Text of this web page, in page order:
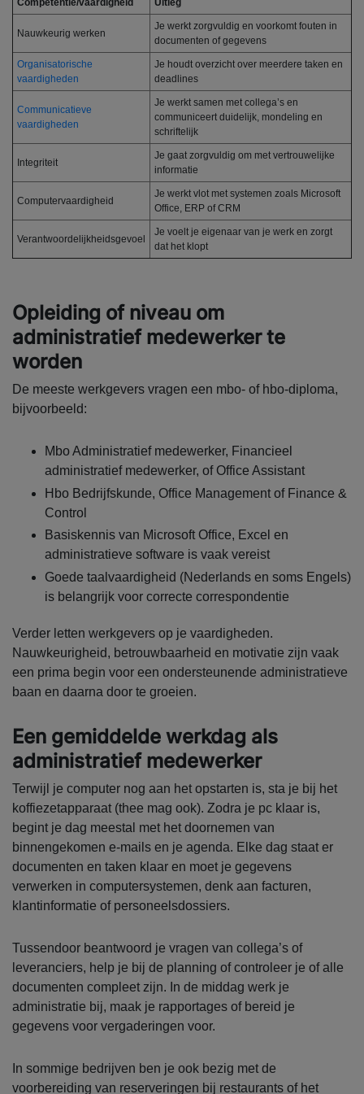
Competentie/vaardigheid Uitleg
Nauwkeurig werken
Je werkt zorgvuldig en voorkomt fouten in
documenten of gegevens
Organisatorische
vaardigheden
Je houdt overzicht over meerdere taken en
deadlines
Communicatieve
vaardigheden
Je werkt samen met collega’s en
communiceert duidelijk, mondeling en
schriftelijk
Integriteit
Je gaat zorgvuldig om met vertrouwelijke
informatie
Computervaardigheid
Je werkt vlot met systemen zoals Microsoft
Office, ERP of CRM
Verantwoordelijkheidsgevoel
Je voelt je eigenaar van je werk en zorgt
dat het klopt
Opleiding of niveau om
administratief medewerker te
worden
De meeste werkgevers vragen een mbo- of hbo-diploma,
bijvoorbeeld:
Mbo Administratief medewerker, Financieel
administratief medewerker, of Office Assistant
Hbo Bedrijfskunde, Office Management of Finance &
Control
Basiskennis van Microsoft Office, Excel en
administratieve software is vaak vereist
Goede taalvaardigheid (Nederlands en soms Engels)
is belangrijk voor correcte correspondentie
Verder letten werkgevers op je vaardigheden.
Nauwkeurigheid, betrouwbaarheid en motivatie zijn vaak
een prima begin voor een ondersteunende administratieve
baan en daarna door te groeien.
Een gemiddelde werkdag als
administratief medewerker
Terwijl je computer nog aan het opstarten is, sta je bij het
koffiezetapparaat (thee mag ook). Zodra je pc klaar is,
begint je dag meestal met het doornemen van
binnengekomen e-mails en je agenda. Elke dag staat er
documenten en taken klaar en moet je gegevens
verwerken in computersystemen, denk aan facturen,
klantinformatie of personeelsdossiers.
Tussendoor beantwoord je vragen van collega’s of
leveranciers, help je bij de planning of controleer je of alle
documenten compleet zijn. In de middag werk je
administratie bij, maak je rapportages of bereid je
gegevens voor vergaderingen voor.
In sommige bedrijven ben je ook bezig met de
voorbereiding van reserveringen bij restaurants of het